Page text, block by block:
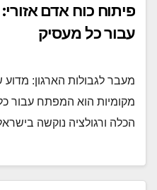
פיתוח כוח אדם
עבור כל מעסיק
מעבר לגבולות הארגון: מדוע
מקומיות הוא המפתח עבור כל
הכלה ורגולציה נוקשה